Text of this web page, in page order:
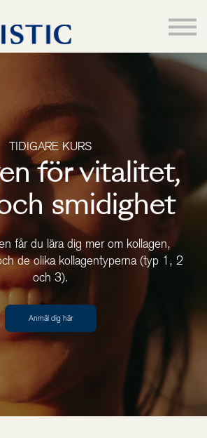
Kurser
About us
TIDIGARE KURS
för vitalitet,
smidighet
får du lära dig mer om kollagen,
de olika kollagentyperna (typ 1, 2
och 3).
Anmäl dig här